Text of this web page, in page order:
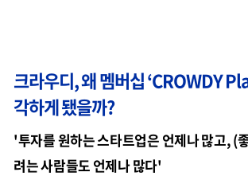
크라우디, 왜 멤버십 ‘CROWDY
각하게 됐을까?
'투자를 원하는 스타트업은 언제나 많고, (
려는 사람들도 언제나 많다'